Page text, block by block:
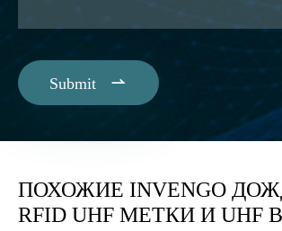
Submit 
ПОХОЖИЕ INVENGO
RFID UHF МЕТКИ И UHF